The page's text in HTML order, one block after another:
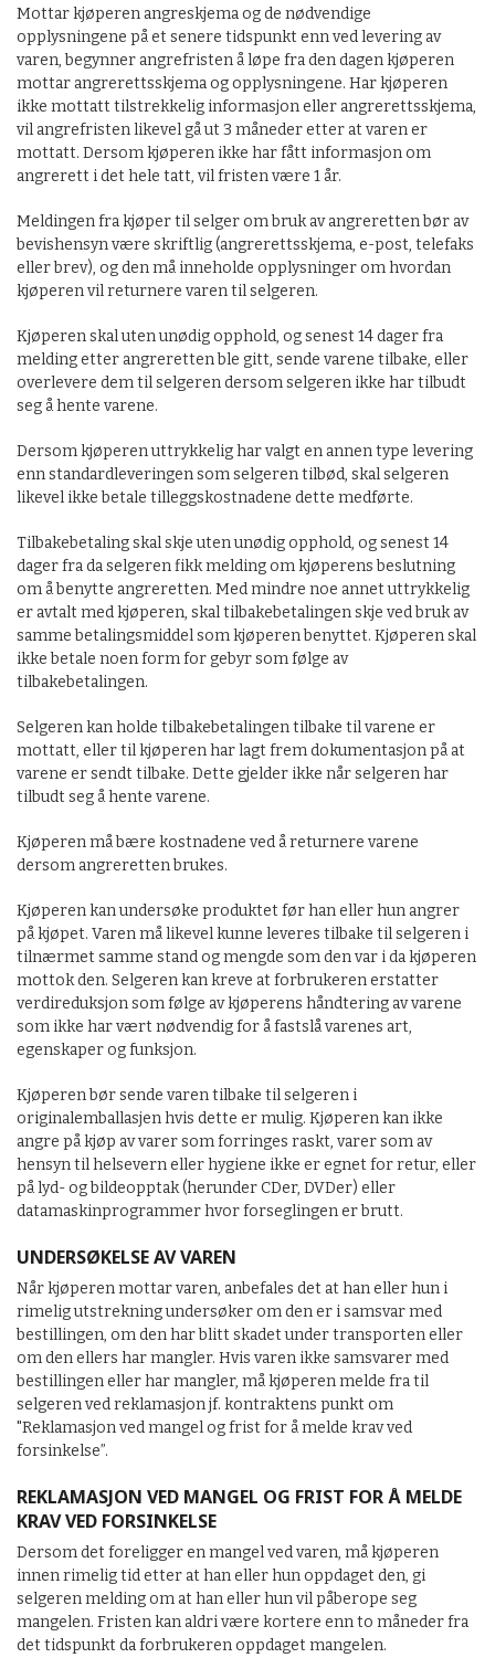
Mottar kjøperen angreskjema og de nødvendige
opplysningene på et senere tidspunkt enn ved levering av
varen, begynner angrefristen å løpe fra den dagen kjøperen
mottar angrerettsskjema og opplysningene. Har kjøperen
ikke mottatt tilstrekkelig informasjon eller angrerettsskjema,
vil angrefristen likevel gå ut 3 måneder etter at varen er
mottatt. Dersom kjøperen ikke har fått informasjon om
angrerett i det hele tatt, vil fristen være 1 år.
Meldingen fra kjøper til selger om bruk av angreretten bør av
bevishensyn være skriftlig (angrerettsskjema, e-post, telefaks
eller brev), og den må inneholde opplysninger om hvordan
kjøperen vil returnere varen til selgeren.
Kjøperen skal uten unødig opphold, og senest 14 dager fra
melding etter angreretten ble gitt, sende varene tilbake, eller
overlevere dem til selgeren dersom selgeren ikke har tilbudt
seg å hente varene.
Dersom kjøperen uttrykkelig har valgt en annen type levering
enn standardleveringen som selgeren tilbød, skal selgeren
likevel ikke betale tilleggskostnadene dette medførte.
Tilbakebetaling skal skje uten unødig opphold, og senest 14
dager fra da selgeren fikk melding om kjøperens beslutning
om å benytte angreretten. Med mindre noe annet uttrykkelig
er avtalt med kjøperen, skal tilbakebetalingen skje ved bruk av
samme betalingsmiddel som kjøperen benyttet. Kjøperen skal
ikke betale noen form for gebyr som følge av
tilbakebetalingen.
Selgeren kan holde tilbakebetalingen tilbake til varene er
mottatt, eller til kjøperen har lagt frem dokumentasjon på at
varene er sendt tilbake. Dette gjelder ikke når selgeren har
tilbudt seg å hente varene.
Kjøperen må bære kostnadene ved å returnere varene
dersom angreretten brukes.
Kjøperen kan undersøke produktet før han eller hun angrer
på kjøpet. Varen må likevel kunne leveres tilbake til selgeren i
tilnærmet samme stand og mengde som den var i da kjøperen
mottok den. Selgeren kan kreve at forbrukeren erstatter
verdireduksjon som følge av kjøperens håndtering av varene
som ikke har vært nødvendig for å fastslå varenes art,
egenskaper og funksjon.
Kjøperen bør sende varen tilbake til selgeren i
originalemballasjen hvis dette er mulig. Kjøperen kan ikke
angre på kjøp av varer som forringes raskt, varer som av
hensyn til helsevern eller hygiene ikke er egnet for retur, eller
på lyd- og bildeopptak (herunder CDer, DVDer) eller
datamaskinprogrammer hvor forseglingen er brutt.
UNDERSØKELSE AV VAREN
Når kjøperen mottar varen, anbefales det at han eller hun i
rimelig utstrekning undersøker om den er i samsvar med
bestillingen, om den har blitt skadet under transporten eller
om den ellers har mangler. Hvis varen ikke samsvarer med
bestillingen eller har mangler, må kjøperen melde fra til
selgeren ved reklamasjon jf. kontraktens punkt om
"Reklamasjon ved mangel og frist for å melde krav ved
forsinkelse”.
REKLAMASJON VED MANGEL OG FRIST FOR Å MELDE
KRAV VED FORSINKELSE
Dersom det foreligger en mangel ved varen, må kjøperen
innen rimelig tid etter at han eller hun oppdaget den, gi
selgeren melding om at han eller hun vil påberope seg
mangelen. Fristen kan aldri være kortere enn to måneder fra
det tidspunkt da forbrukeren oppdaget mangelen.